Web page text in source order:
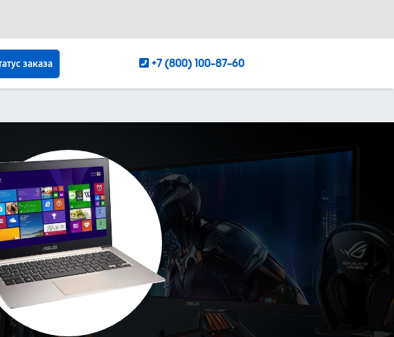
заказа +7 (800) 100-87-60